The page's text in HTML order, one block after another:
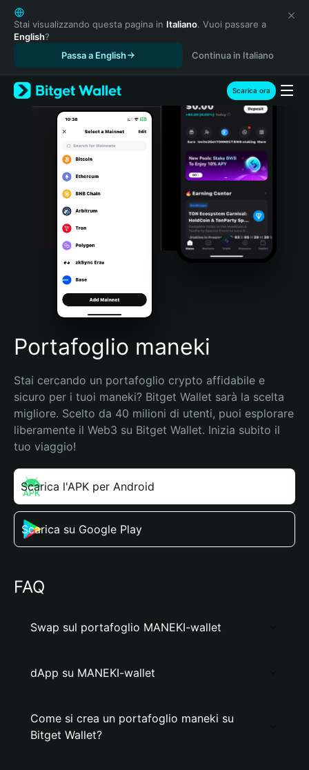
English
日本語
Tiếng Việt
Español (Latinoamérica)
Türkçe
Italiano
Português (Portugal)
Bahasa Indonesia
Português (Brasil)
Español (Argentina)
Stai visualizzando questa pagina in Italiano. Vuoi passare a
English?
Passa a English
Continua in Italiano
Scarica ora
Portafoglio maneki
Stai cercando un portafoglio crypto affidabile e
sicuro per i tuoi maneki? Bitget Wallet sarà la scelta
migliore. Scelto da 40 milioni di utenti, puoi esplorare
liberamente il Web3 su Bitget Wallet. Inizia subito il
tuo viaggio!
Scarica l'APK per Android
Scarica su Google Play
FAQ
Swap sul portafoglio MANEKI-wallet
dApp su MANEKI-wallet
Come si crea un portafoglio maneki su
Bitget Wallet?